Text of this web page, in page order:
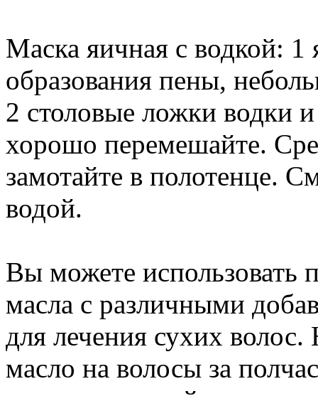
Маска яичная с водкой: 1
образования пены,
2 столовые ложки водки
хорошо перемешайте.
замотайте в полотенце.
водой.
Вы можете использовать
масла с различными
для лечения сухих волос.
масло на волосы за